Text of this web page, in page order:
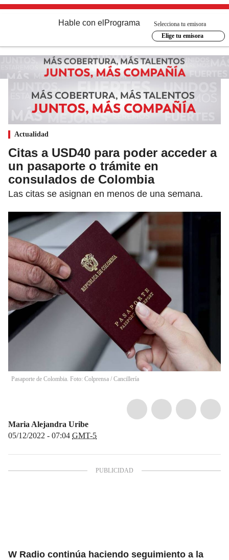
Hable con el Programa
Selecciona tu emisora
Elige tu emisora
Actualidad
Citas a USD40 para poder acceder a
un pasaporte o trámite en
consulados de Colombia
Las citas se asignan en menos de una semana.
Pasaporte de Colombia. Foto: Colprensa / Cancillería
Maria Alejandra Uribe
05/12/2022 - 07:04 GMT-5
W Radio continúa haciendo seguimiento a la